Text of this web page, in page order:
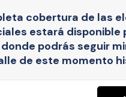
cobertura de las
estará disponible
podrás seguir
de este momento